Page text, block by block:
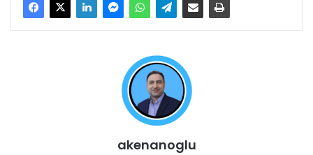
akenanoglu